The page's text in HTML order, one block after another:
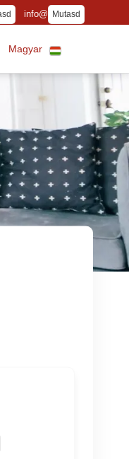
info@ Mutasd
Magyar